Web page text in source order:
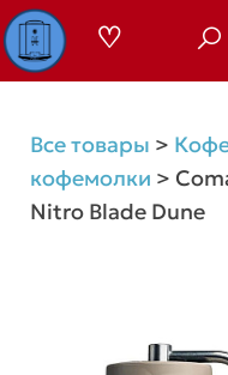
Перейти
к
содержимому
Все товары >
кофемолки >
Nitro Blade Dune